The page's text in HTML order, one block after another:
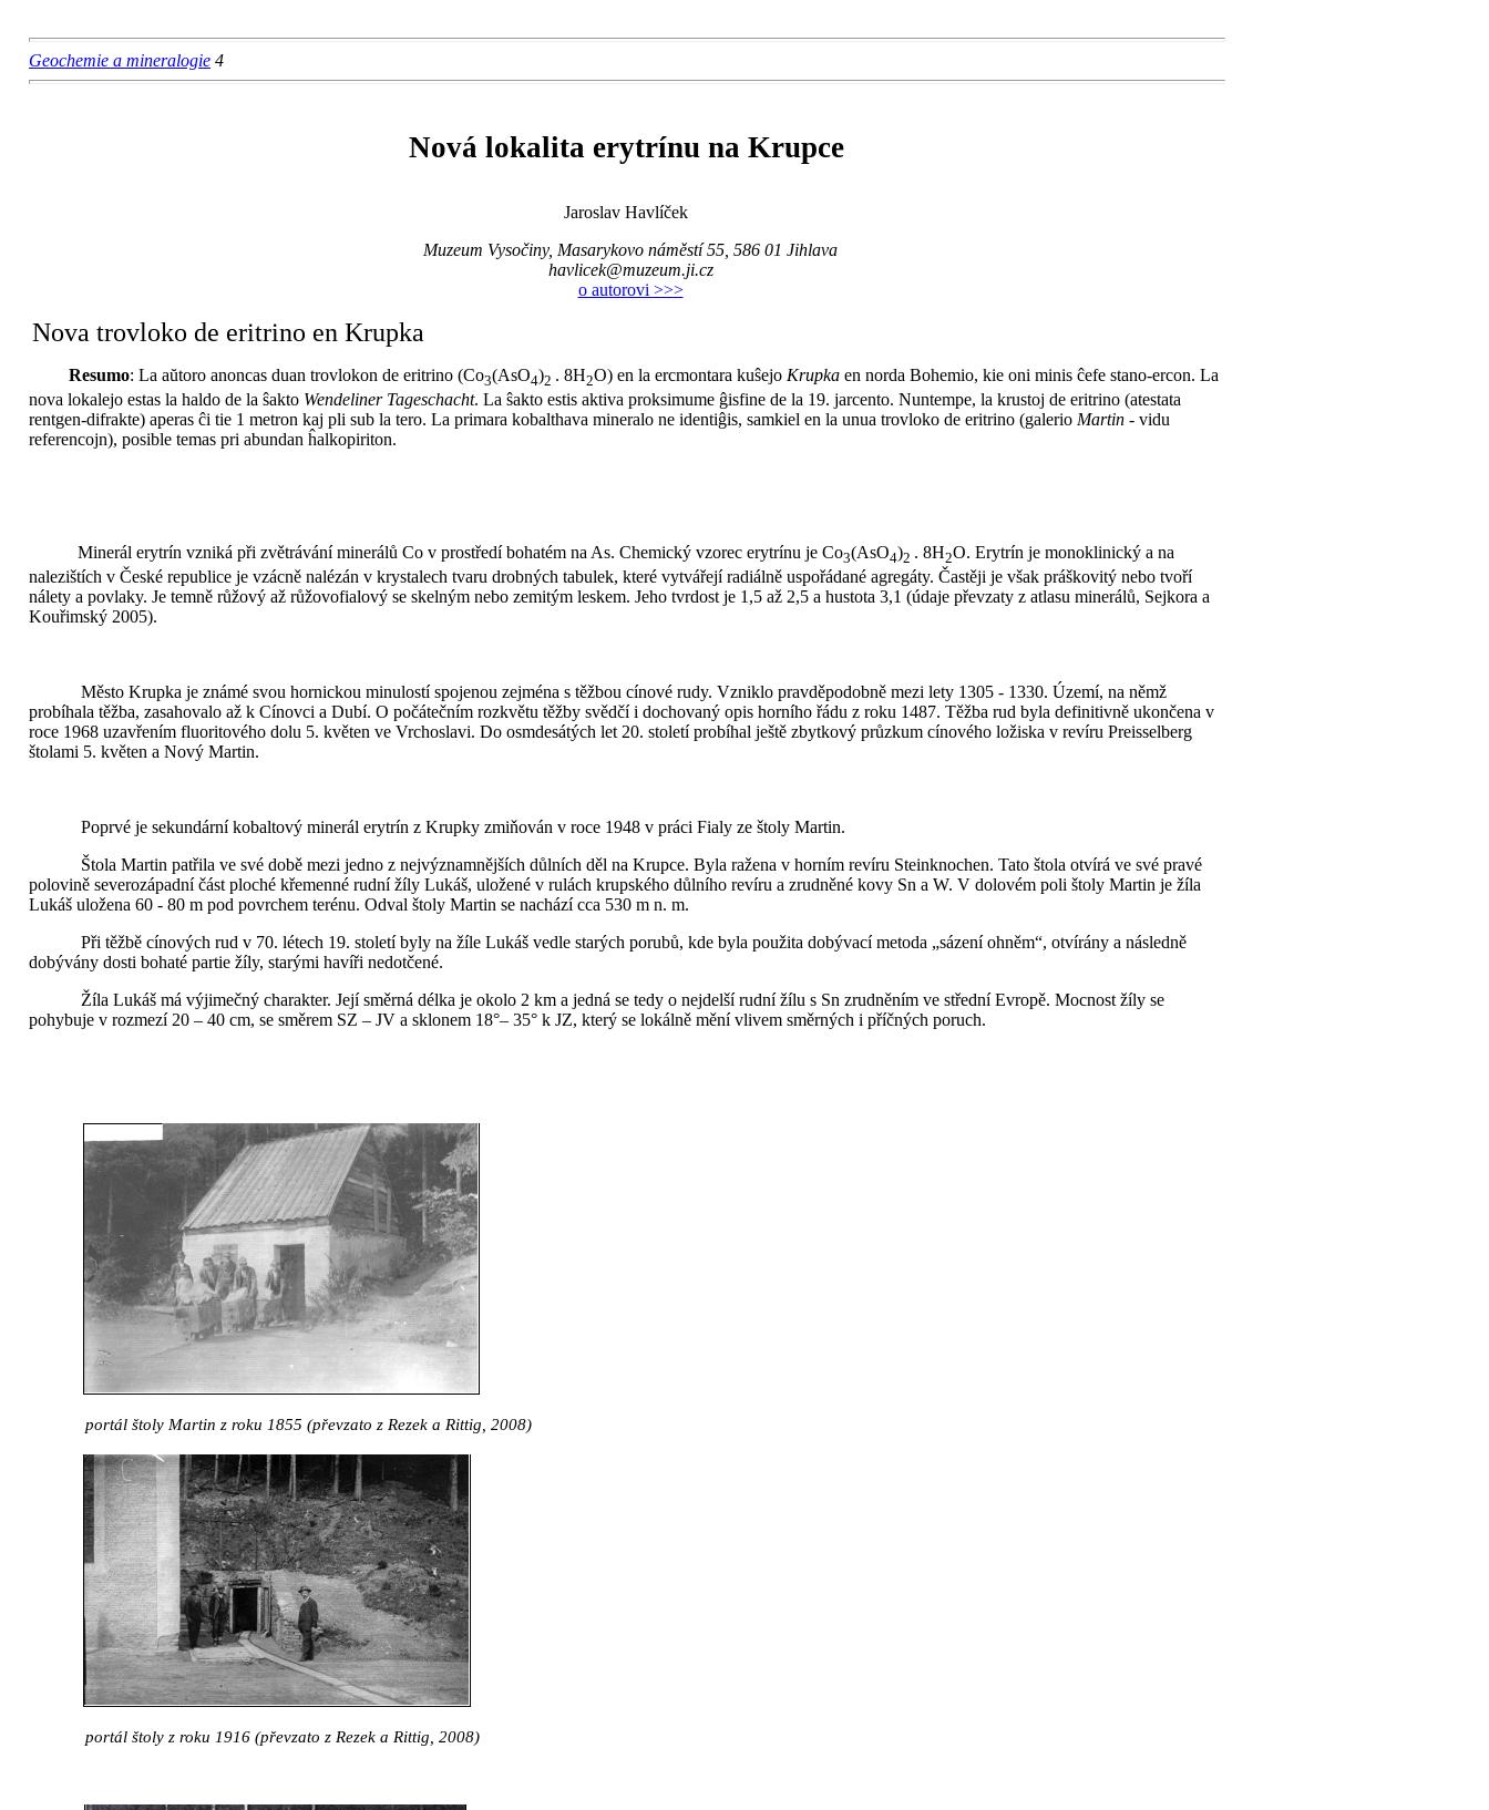
Geochemie a mineralogie 4
Nová lokalita erytrínu na Krupce
Jaroslav Havlíček
Muzeum Vysočiny, Masarykovo náměstí 55, 586 01 Jihlava
havlicek@muzeum.ji.cz
o autorovi >>>
Nova trovloko de eritrino en Krupka
Resumo: La aŭtoro anoncas duan trovlokon de eritrino (Co3(AsO4)2 . 8H2O) en la ercmontara kuŝejo Krupka en norda Bohemio, kie oni minis ĉefe stano-ercon. La
nova lokalejo estas la haldo de la ŝakto Wendeliner Tageschacht. La ŝakto estis aktiva proksimume ĝisfine de la 19. jarcento. Nuntempe, la krustoj de eritrino (atestata
rentgen-difrakte) aperas ĉi tie 1 metron kaj pli sub la tero. La primara kobalthava mineralo ne identiĝis, samkiel en la unua trovloko de eritrino (galerio Martin - vidu
referencojn), posible temas pri abundan ĥalkopiriton.
Minerál erytrín vzniká při zvětrávání minerálů Co v prostředí bohatém na As. Chemický vzorec erytrínu je Co3(AsO4)2 . 8H2O. Erytrín je monoklinický a na
nalezištích v České republice je vzácně nalézán v krystalech tvaru drobných tabulek, které vytvářejí radiálně uspořádané agregáty. Častěji je však práškovitý nebo tvoří
nálety a povlaky. Je temně růžový až růžovofialový se skelným nebo zemitým leskem. Jeho tvrdost je 1,5 až 2,5 a hustota 3,1 (údaje převzaty z atlasu minerálů, Sejkora a
Kouřimský 2005).
Město Krupka je známé svou hornickou minulostí spojenou zejména s těžbou cínové rudy. Vzniklo pravděpodobně mezi lety 1305 - 1330. Území, na němž
probíhala těžba, zasahovalo až k Cínovci a Dubí. O počátečním rozkvětu těžby svědčí i dochovaný opis horního řádu z roku 1487. Těžba rud byla definitivně ukončena v
roce 1968 uzavřením fluoritového dolu 5. květen ve Vrchoslavi. Do osmdesátých let 20. století probíhal ještě zbytkový průzkum cínového ložiska v revíru Preisselberg
štolami 5. květen a Nový Martin.
Poprvé je sekundární kobaltový minerál erytrín z Krupky zmiňován v roce 1948 v práci Fialy ze štoly Martin.
Štola Martin patřila ve své době mezi jedno z nejvýznamnějších důlních děl na Krupce. Byla ražena v horním revíru Steinknochen. Tato štola otvírá ve své pravé
polovině severozápadní část ploché křemenné rudní žíly Lukáš, uložené v rulách krupského důlního revíru a zrudněné kovy Sn a W. V dolovém poli štoly Martin je žíla
Lukáš uložena 60 - 80 m pod povrchem terénu. Odval štoly Martin se nachází cca 530 m n. m.
Při těžbě cínových rud v 70. létech 19. století byly na žíle Lukáš vedle starých porubů, kde byla použita dobývací metoda „sázení ohněm“, otvírány a následně
dobývány dosti bohaté partie žíly, starými havíři nedotčené.
Žíla Lukáš má výjimečný charakter. Její směrná délka je okolo 2 km a jedná se tedy o nejdelší rudní žílu s Sn zrudněním ve střední Evropě. Mocnost žíly se
pohybuje v rozmezí 20 – 40 cm, se směrem SZ – JV a sklonem 18°– 35° k JZ, který se lokálně mění vlivem směrných i příčných poruch.
portál štoly Martin z roku 1855 (převzato z Rezek a Rittig, 2008)
portál štoly z roku 1916 (převzato z Rezek a Rittig, 2008)